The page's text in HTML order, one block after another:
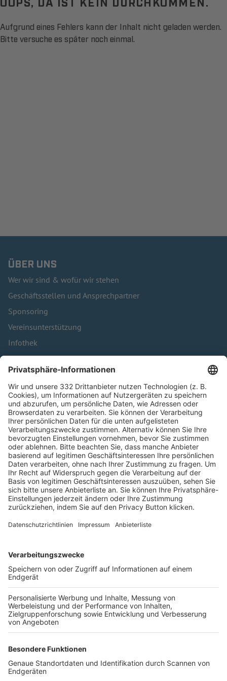
Aufgrund eines Fehlers kann der Inhalt nicht geladen werden.
Bitte versuche es später noch einmal.
ÜBER UNS
Wer wir sind & wofür wir stehen
Geschäftsstellen und Ansprechpartner
Sponsoring
Vereinsunterstützung
Infothek
Kontakt
HÄUFIG BESUCHTE SEITEN
Pässe und Vereinswechsel
Trainerausbildung
Schulungsangebot Vereinsmitarbeiter
BFV-Geschäftsstellen
Trainerbörse
Login SpielPlus
FOLGE DEM BFV
TOP-VEREINE
TOP-PARTNER